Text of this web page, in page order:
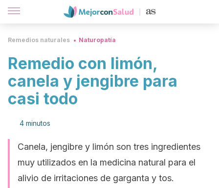
Remedios naturales Naturopatía
Remedio con limón,
canela y jengibre para
casi todo
4 minutos
Canela, jengibre y limón son tres ingredientes
muy utilizados en la medicina natural para el
alivio de irritaciones de garganta y tos.